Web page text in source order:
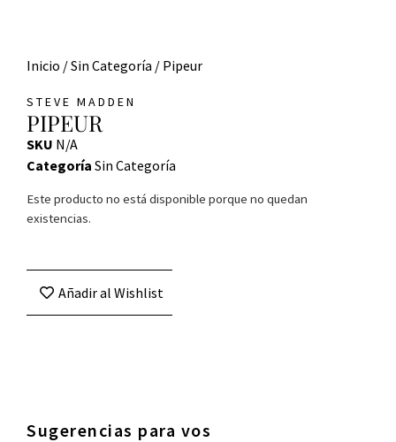
Inicio /Sin Categoría / Pipeur
STEVE MADDEN
PIPEUR
SKU N/A
Categoría Sin Categoría
Este producto no está disponible porque no quedan
existencias.
Añadir al Wishlist
Sugerencias para vos